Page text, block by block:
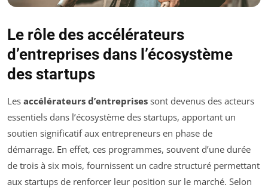
Le rôle des accélérateurs
d’entreprises dans l’écosystème
des startups
Les accélérateurs d’entreprises sont devenus des acteurs
essentiels dans l’écosystème des startups, apportant un
soutien significatif aux entrepreneurs en phase de
démarrage. En effet, ces programmes, souvent d’une durée
de trois à six mois, fournissent un cadre structuré permettant
aux startups de renforcer leur position sur le marché. Selon